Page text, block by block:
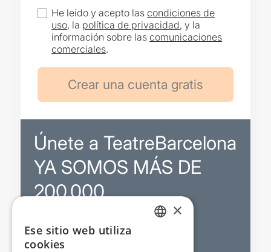
He leído y acepto lascondiciones de
uso, la política de privacidad, y la
información sobre lascomunicaciones
comerciales.
Únete a TeatreBarcelona
YA SOMOS MÁS DE
200.000
Promociones
×
Ese sitio web utiliza
cookies